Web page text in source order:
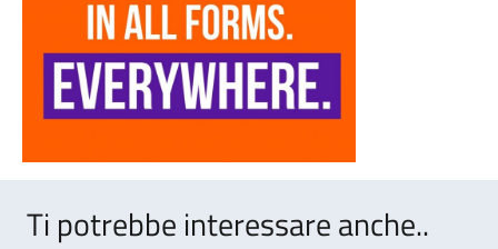
Ti potrebbe interessare anche..